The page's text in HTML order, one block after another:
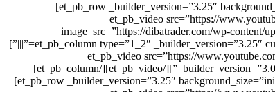
[/et_pb_text][/et_pb_column][/et_pb_row][et_pb_row _builder_version=”3.25″ background_size=”initial” background_position=”top_left” background_repeat=”repeat” column_structure=”1_2,1_2″]
[et_pb_column type=”1_2″ _builder_version=”3.25″ custom_padding=”|||”
image_src=”https://dibatrader.com/wp-content/
box_shadow_blur=”60px” box_shadow_color=”rgba(71,74,182,0.12)”][/et_pb_video][/et_pb_column][et_pb_column type=”1_2″ _builder_version=”3.25″ custom_padding=”|||” custom_padding__hover=”|||”]
[et_pb_video src=”https://
_builder_version=”3.0.82″ box_shadow_style=”preset1″ box_shadow_vertical=”0px” box_shadow_blur=”60px” box_shadow_color=”rgba(71,74,182,0.12)” locked=”off”][/et_pb_video][/et_pb_column]
[/et_pb_row][et_pb_row _builder_version=”3.25″ background_size=”initial” background_position=”top_left” background_repeat=”repeat” custom_padding=”27px|0px|0px|0px” column_structure=”1_2,1_2″]